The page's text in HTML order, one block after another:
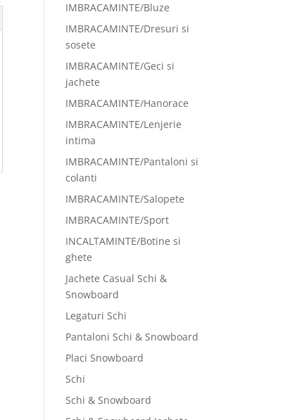
IMBRACAMINTE/Bluze
IMBRACAMINTE/Dresuri si
sosete
IMBRACAMINTE/Geci si
jachete
IMBRACAMINTE/Hanorace
IMBRACAMINTE/Lenjerie
intima
IMBRACAMINTE/Pantaloni si
colanti
IMBRACAMINTE/Salopete
IMBRACAMINTE/Sport
INCALTAMINTE/Botine si
ghete
Jachete Casual Schi &
Snowboard
Legaturi Schi
Pantaloni Schi & Snowboard
Placi Snowboard
Schi
Schi & Snowboard